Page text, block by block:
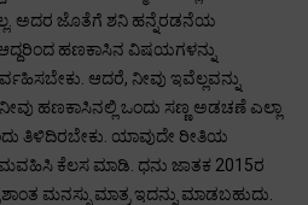
ಅದರ ಜೊತೆಗೆ ಶನಿ ಹನ್ನೆರಡನೆಯ
ಹಣಕಾಸಿನ ವಿಷಯಗಳನ್ನು
ಆದರೆ, ನೀವು ಇವೆಲ್ಲವನ್ನು
ಹಣಕಾಸಿನಲ್ಲಿ ಒಂದು ಸಣ್ಣ ಅಡಚಣೆ ಎಲ್ಲಾ
ತಿಳಿದಿರಬೇಕು. ಯಾವುದೇ ರೀತಿಯ
ಕೆಲಸ ಮಾಡಿ. ಧನು ಜಾತಕ 2015ರ
ಮನಸ್ಸು ಮಾತ್ರ ಇದನ್ನು ಮಾಡಬಹುದು.